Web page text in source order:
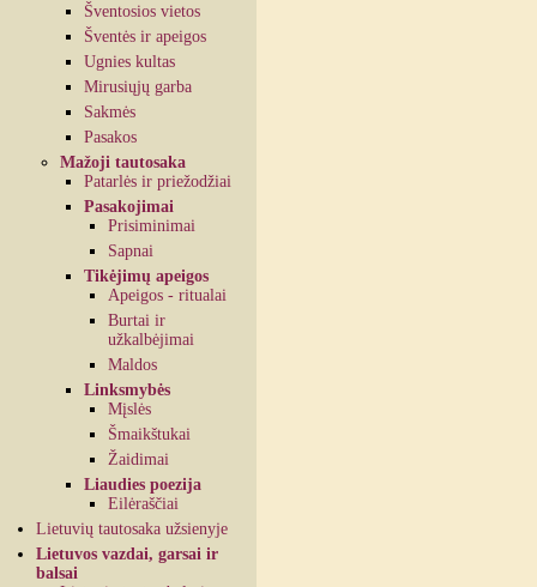
Šventosios vietos
Šventės ir apeigos
Ugnies kultas
Mirusiųjų garba
Sakmės
Pasakos
Mažoji tautosaka
Patarlės ir priežodžiai
Pasakojimai
Prisiminimai
Sapnai
Tikėjimų apeigos
Apeigos - ritualai
Burtai ir
užkalbėjimai
Maldos
Linksmybės
Mįslės
Šmaikštukai
Žaidimai
Liaudies poezija
Eilėraščiai
Lietuvių tautosaka užsienyje
Lietuvos vazdai, garsai ir
balsai